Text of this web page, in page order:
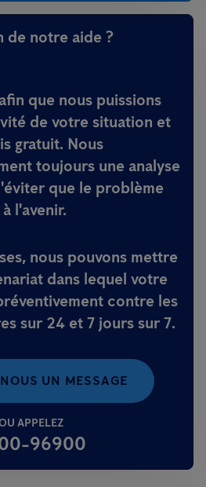
de notre aide ?
que nous puissions
de votre situation et
gratuit. Nous
toujours une analyse
que le problème
l'avenir.
nous pouvons mettre
dans lequel votre
contre les
sur 24 et 7 jours sur 7.
UN MESSAGE
APPELEZ
96900